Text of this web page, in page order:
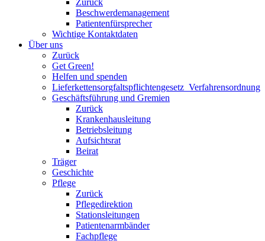
Zurück
Beschwerdemanagement
Patientenfürsprecher
Wichtige Kontaktdaten
Über uns
Zurück
Get Green!
Helfen und spenden
Lieferkettensorgfaltspflichtengesetz_Verfahrensordnung
Geschäftsführung und Gremien
Zurück
Krankenhausleitung
Betriebsleitung
Aufsichtsrat
Beirat
Träger
Geschichte
Pflege
Zurück
Pflegedirektion
Stationsleitungen
Patientenarmbänder
Fachpflege